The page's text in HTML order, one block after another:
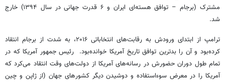
مشترک (برجام – توافق هسته‌ای ایران و ۶ قدرت جهانی در سال ۱۳۹۴) خارج
شد.
ترامپ از ابتدای ورودش به رقابت‌های انتخاباتی ۲۰۱۶، به شدت از برجام انتقاد
کرده‌بود و آن را بدترین توافق تاریخ آمریکا خوانده‌بود. رئیس جمهور آمریکا که در
تمام طول دوران حضورش در رسانه‌های آمریکا از دولت‌های وقت انتقاد می‌کرد که
آمریکا را در معرض سوءاستفاده و دوشیدن دیگر کشورهای جهان (از ژاپن و چین